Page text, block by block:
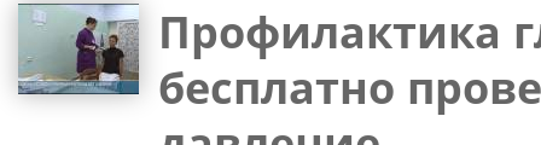
Профилактика
бесплатно